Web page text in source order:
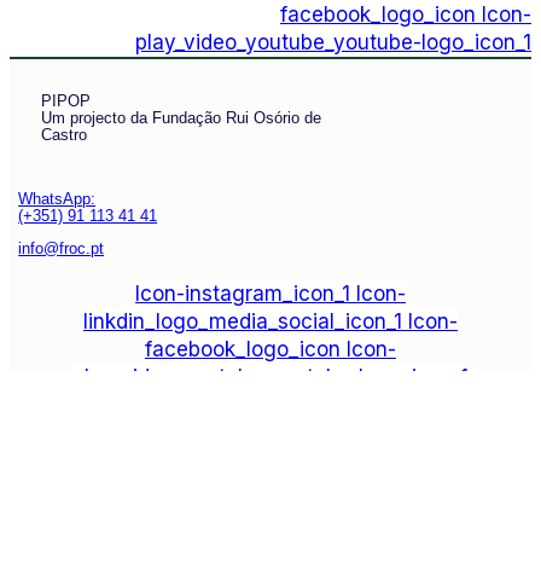
facebook_logo_icon Icon-
play_video_youtube_youtube-logo_icon_1
PIPOP
Um projecto da Fundação Rui Osório de
Castro
WhatsApp:
(+351) 91 113 41 41
info@froc.pt
Icon-instagram_icon_1 Icon-
linkdin_logo_media_social_icon_1 Icon-
facebook_logo_icon Icon-
play_video_youtube_youtube-logo_icon_1